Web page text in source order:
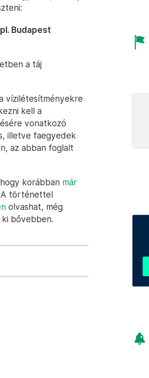
Budapest
a táj
vízilétesítményekre
kell a
vonatkozó
illetve faegyedek
az abban foglalt
korábban már
A történettel
olvashat, még
bővebben.